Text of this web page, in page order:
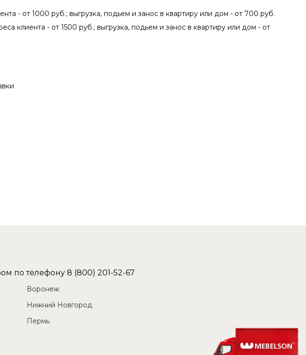
- от 1000 руб.; выгрузка, подьем и занос в квартиру или дом - от 700 руб.
клиента - от 1500 руб.; выгрузка, подьем и занос в квартиру или дом - от
по телефону 8 (800) 201-52-67
Воронеж
Нижний Новгород
Пермь